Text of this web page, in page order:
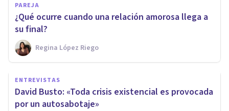
PAREJA
¿Qué ocurre cuando una relación amorosa llega a
su final?
Regina López Riego
ENTREVISTAS
David Busto: «Toda crisis existencial es provocada
por un autosabotaje»